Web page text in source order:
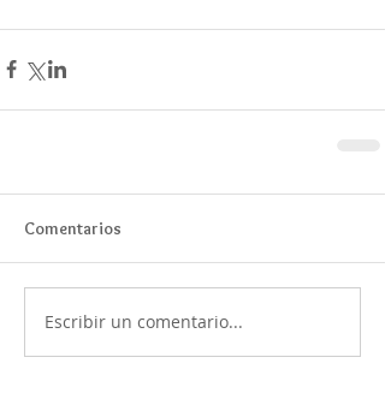
Comentarios
Escribir un comentario...